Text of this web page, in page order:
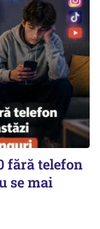
fără telefon
se mai